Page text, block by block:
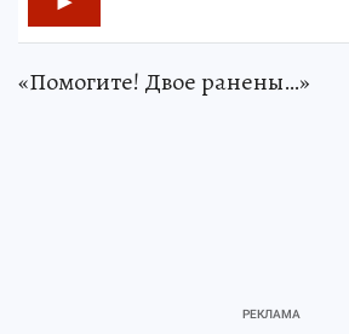
«Помогите! Двое ранены…»